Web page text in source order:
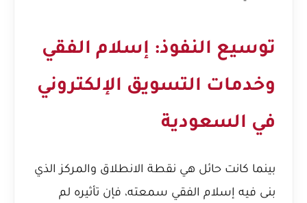
توسيع النفوذ: إسلام الفقي
وخدمات التسويق الإلكتروني
في السعودية
بينما كانت حائل هي نقطة الانطلاق والمركز الذي
بنى فيه إسلام الفقي سمعته، فإن تأثيره لم